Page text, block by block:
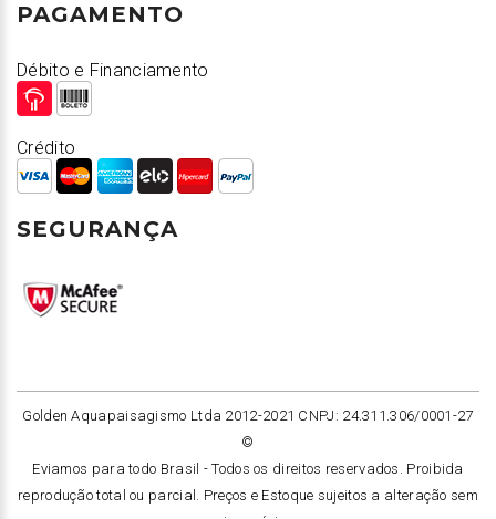
PAGAMENTO
Débito e Financiamento
Crédito
SEGURANÇA
Golden Aquapaisagismo Ltda 2012-2021 CNPJ: 24.311.306/0001-27
©
Eviamos para todo Brasil -Todos os direitos reservados. Proibida
reprodução total ou parcial. Preços e Estoque sujeitos a alteração sem